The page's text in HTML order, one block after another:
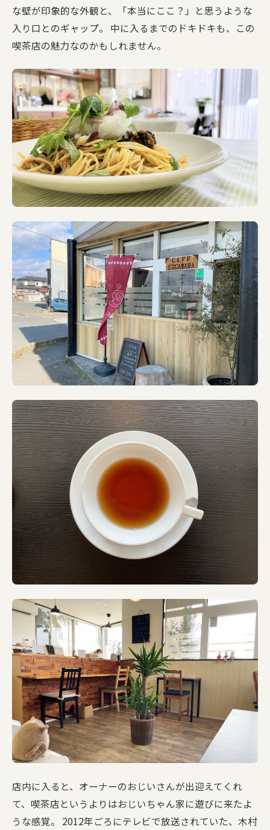
な壁が印象的な外観と、「本当にここ？」と思うような
入り口とのギャップ。 中に入るまでのドキドキも、この
喫茶店の魅力なのかもしれません。
店内に入ると、オーナーのおじいさんが出迎えてくれ
て、喫茶店というよりはおじいちゃん家に遊びに来たよ
うな感覚。 2012年ごろにテレビで放送されていた、木村